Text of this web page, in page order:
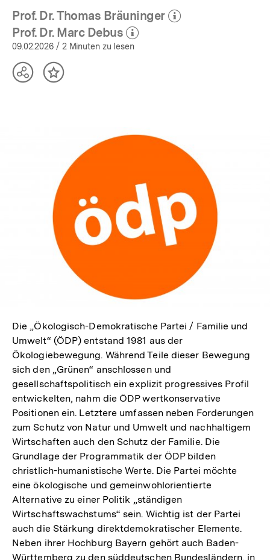
Prof. Dr. Thomas Bräuninger
(Mehr zum Autor)
Prof. Dr. Marc Debus
(Mehr zum Autor)
öffnen
09.02.2026 / 2 Minuten zu lesen
TeilenInhalt
In
Lightbox
Die „Ökologisch-Demokratische Partei / Familie und
Umwelt“ (ÖDP) entstand 1981 aus der
Ökologiebewegung. Während Teile dieser Bewegung
sich den „Grünen“ anschlossen und
gesellschaftspolitisch ein explizit progressives Profil
entwickelten, nahm die ÖDP wertkonservative
Positionen ein. Letztere umfassen neben Forderungen
zum Schutz von Natur und Umwelt und nachhaltigem
Wirtschaften auch den Schutz der Familie. Die
Grundlage der Programmatik der ÖDP bilden
christlich-humanistische Werte. Die Partei möchte
eine ökologische und gemeinwohlorientierte
Alternative zu einer Politik „ständigen
Wirtschaftswachstums“ sein. Wichtig ist der Partei
auch die Stärkung direktdemokratischer Elemente.
Neben ihrer Hochburg Bayern gehört auch Baden-
Württemberg zu den süddeutschen Bundesländern, in